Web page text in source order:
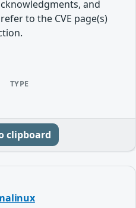
and
to the CVE page(s)
TYPE
clipboard